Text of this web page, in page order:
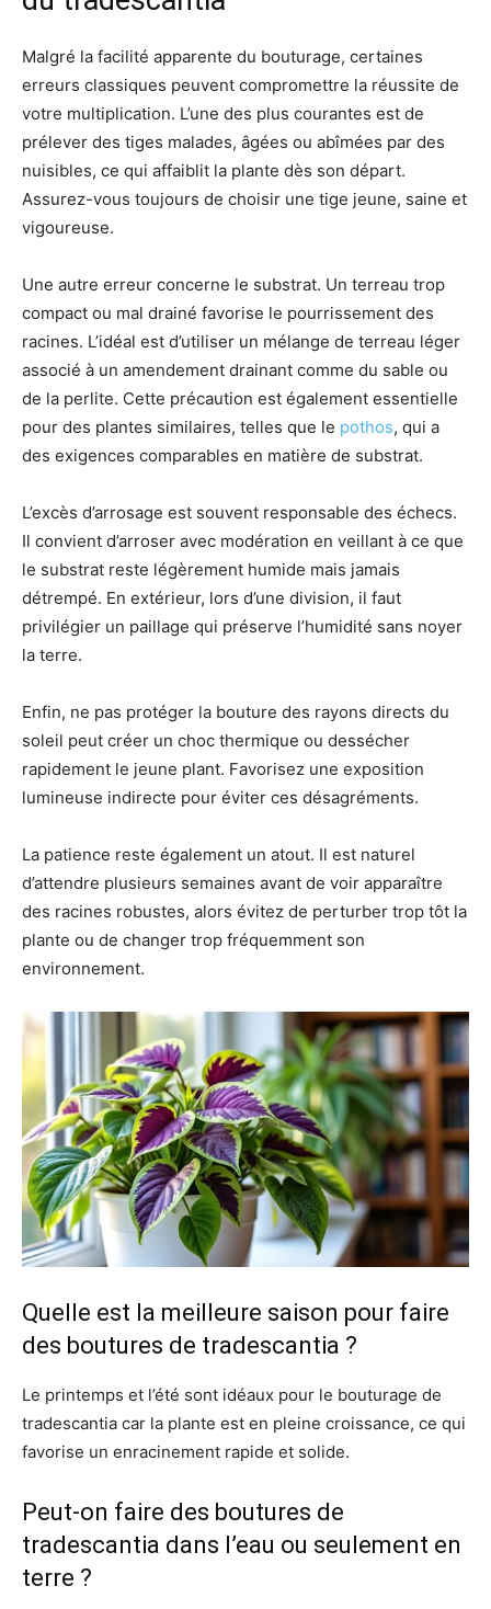
Malgré la facilité apparente du bouturage, certaines
erreurs classiques peuvent compromettre la réussite de
votre multiplication. L’une des plus courantes est de
prélever des tiges malades, âgées ou abîmées par des
nuisibles, ce qui affaiblit la plante dès son départ.
Assurez-vous toujours de choisir une tige jeune, saine et
vigoureuse.
Une autre erreur concerne le substrat. Un terreau trop
compact ou mal drainé favorise le pourrissement des
racines. L’idéal est d’utiliser un mélange de terreau léger
associé à un amendement drainant comme du sable ou
de la perlite. Cette précaution est également essentielle
pour des plantes similaires, telles que le pothos, qui a
des exigences comparables en matière de substrat.
L’excès d’arrosage est souvent responsable des échecs.
Il convient d’arroser avec modération en veillant à ce que
le substrat reste légèrement humide mais jamais
détrempé. En extérieur, lors d’une division, il faut
privilégier un paillage qui préserve l’humidité sans noyer
la terre.
Enfin, ne pas protéger la bouture des rayons directs du
soleil peut créer un choc thermique ou dessécher
rapidement le jeune plant. Favorisez une exposition
lumineuse indirecte pour éviter ces désagréments.
La patience reste également un atout. Il est naturel
d’attendre plusieurs semaines avant de voir apparaître
des racines robustes, alors évitez de perturber trop tôt la
plante ou de changer trop fréquemment son
environnement.
Quelle est la meilleure saison pour faire
des boutures de tradescantia ?
Le printemps et l’été sont idéaux pour le bouturage de
tradescantia car la plante est en pleine croissance, ce qui
favorise un enracinement rapide et solide.
Peut-on faire des boutures de
tradescantia dans l’eau ou seulement en
terre ?